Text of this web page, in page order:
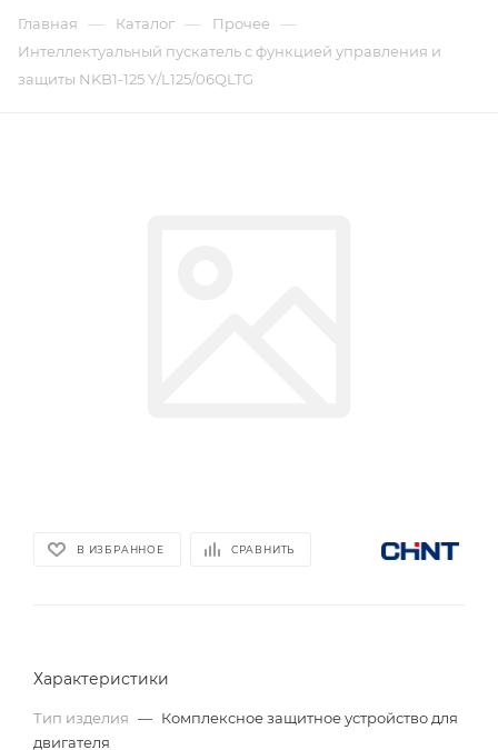
Главная — Каталог — Прочее —
Интеллектуальный пускатель с функцией управления и
защиты NKB1-125 Y/L125/06QLTG
В ИЗБРАННОЕ СРАВНИТЬ
Характеристики
Тип изделия — Комплексное защитное устройство для
двигателя